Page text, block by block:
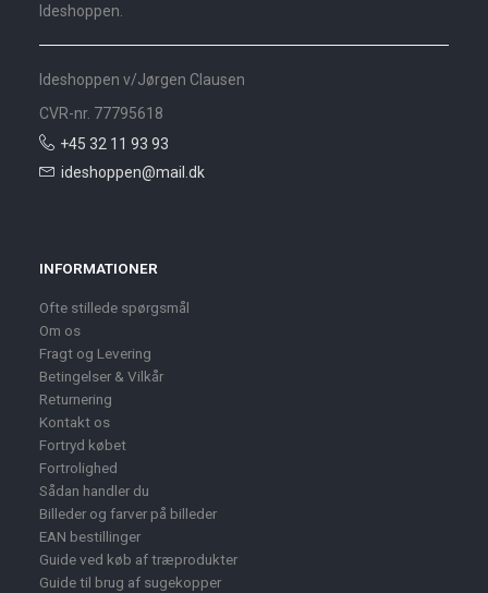
Ideshoppen.
Ideshoppen v/Jørgen Clausen
CVR-nr. 77795618
+45 32 11 93 93
ideshoppen@mail.dk
INFORMATIONER
Ofte stillede spørgsmål
Om os
Fragt og Levering
Betingelser & Vilkår
Returnering
Kontakt os
Fortryd købet
Fortrolighed
Sådan handler du
Billeder og farver på billeder
EAN bestillinger
Guide ved køb af træprodukter
Guide til brug af sugekopper